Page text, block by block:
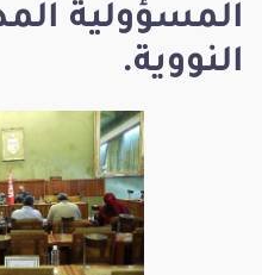
المسؤولية
النووية.